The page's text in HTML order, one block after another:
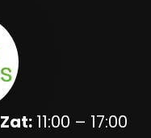
Zat:11:00 – 17:00